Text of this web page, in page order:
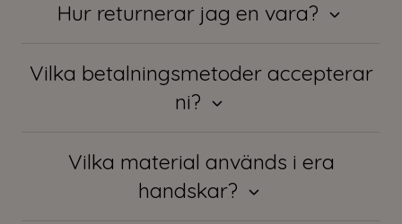
Hur returnerar jag en vara?
Vilka betalningsmetoder accepterar
ni?
Vilka material används i era
handskar?